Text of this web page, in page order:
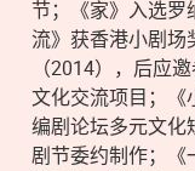
节；《家》入选罗
流》获香港小剧场
（2014），后应
文化交流项目；《
编剧论坛多元文化
剧节委约制作；《